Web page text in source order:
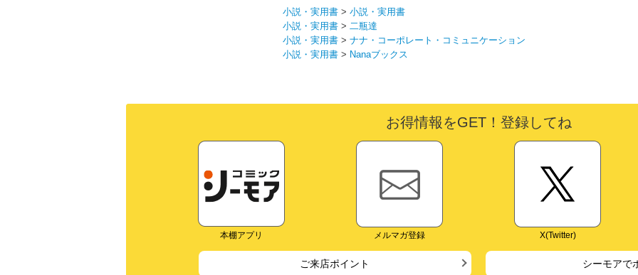
小説・実用書 > 小説・実用書
小説・実用書 > 二瓶達
小説・実用書 > ナナ・コーポレート・コミュニケーション
小説・実用書 > Nanaブックス
お得情報をGET！登録してね
本棚アプリ メルマガ登録 X(Twitter)
ご来店ポイント シーモアで